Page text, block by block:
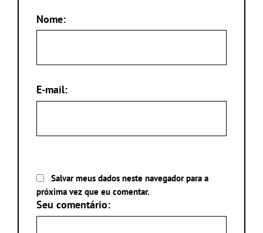
Nome:
E-mail:
Salvar meus dados neste navegador para a
próxima vez que eu comentar.
Seu comentário: